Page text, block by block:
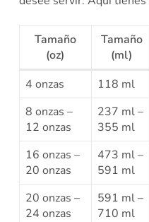
Tamaño
(oz)
Tamaño
(ml)
4 onzas 118 ml
8 onzas –
12 onzas
237 ml –
355 ml
16 onzas –
20 onzas
473 ml –
591 ml
20 onzas –
24 onzas
591 ml –
710 ml